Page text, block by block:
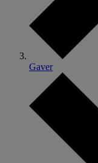
Gaver